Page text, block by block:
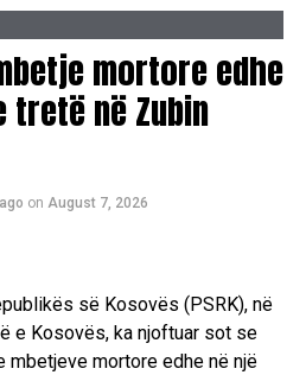
Kosovën në Festivalin
në Pragë
mortore edhe
tretë në Zubin
on August 7, 2026
së Kosovës (PSRK), në
e Kosovës, ka njoftuar sot se
mbetjeve mortore edhe në një